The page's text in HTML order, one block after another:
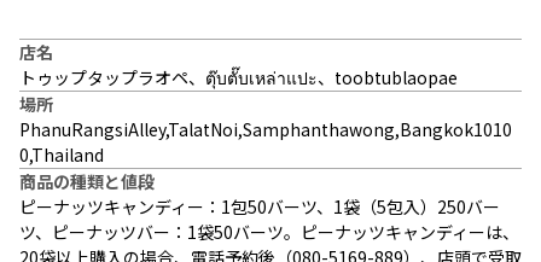
店名
トゥップタップラオペ、ตุ๊บตั๊บเหล่าแปะ、toobtublaopae
場所
PhanuRangsiAlley,TalatNoi,Samphanthawong,Bangkok1010
0,Thailand
商品の種類と値段
ピーナッツキャンディー：1包50バーツ、1袋（5包入）250バー
ツ、ピーナッツバー：1袋50バーツ。ピーナッツキャンディーは、
20袋以上購入の場合、電話予約後（080-5169-889）、店頭で受取